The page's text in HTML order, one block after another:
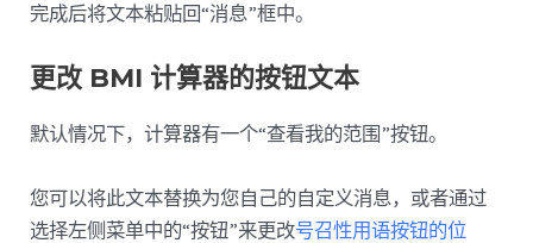
完成后将文本粘贴回“消息”框中。
更改 BMI 计算器的按钮文本
默认情况下，计算器有一个“查看我的范围”按钮。
您可以将此文本替换为您自己的自定义消息，或者通过
选择左侧菜单中的“按钮”来更改号召性用语按钮的位